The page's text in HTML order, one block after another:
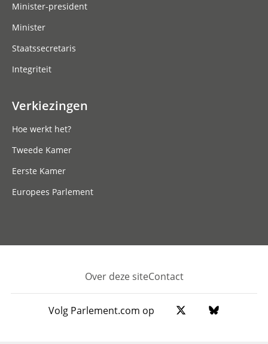
Minister-president
Minister
Staatssecretaris
Integriteit
Verkiezingen
Hoe werkt het?
Tweede Kamer
Eerste Kamer
Europees Parlement
Footer
Over deze siteContact
Volg Parlement.com op